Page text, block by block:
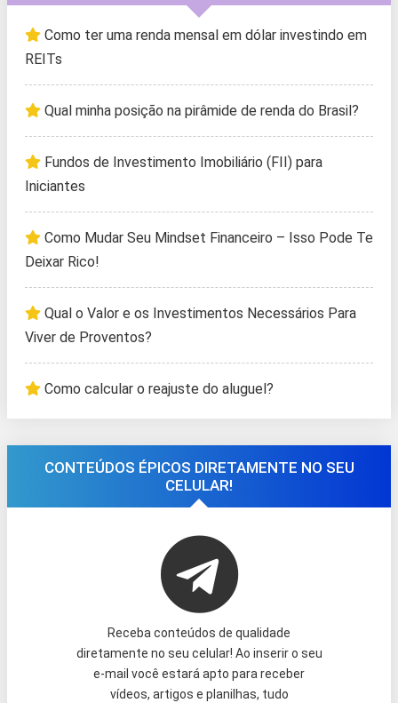
Como ter uma renda mensal em dólar investindo em
REITs
Qual minha posição na pirâmide de renda do Brasil?
Fundos de Investimento Imobiliário (FII) para
Iniciantes
Como Mudar Seu Mindset Financeiro – Isso Pode Te
Deixar Rico!
Qual o Valor e os Investimentos Necessários Para
Viver de Proventos?
Como calcular o reajuste do aluguel?
CONTEÚDOS ÉPICOS DIRETAMENTE NO SEU
CELULAR!
Receba conteúdos de qualidade
diretamente no seu celular! Ao inserir o seu
e-mail você estará apto para receber
vídeos, artigos e planilhas, tudo